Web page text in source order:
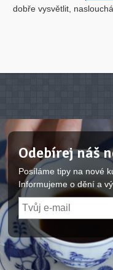
dobře vysvětlit, naslouchá.
Odebírej náš
Posíláme tipy na nové
Informujeme o dění a